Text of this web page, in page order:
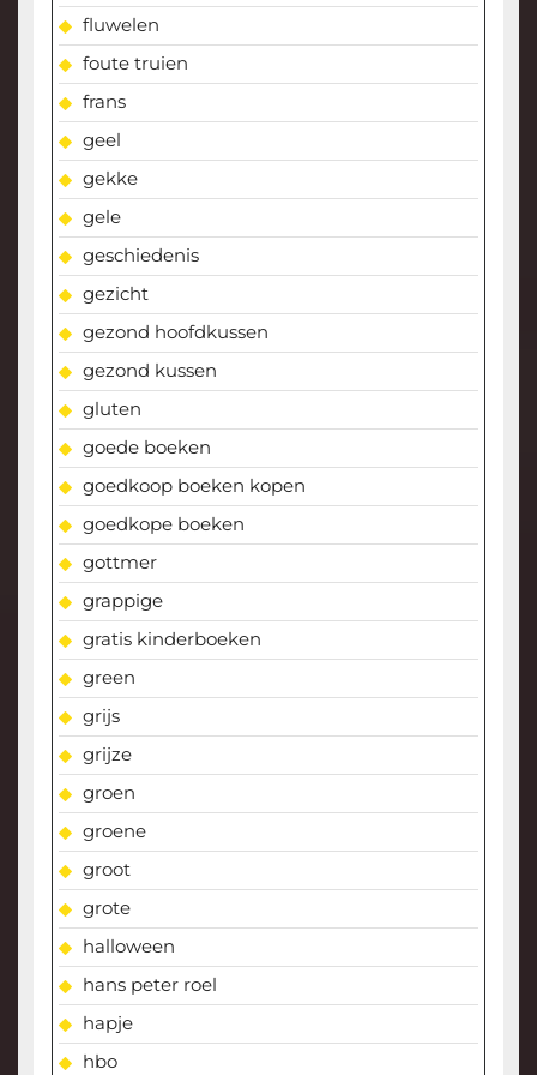
fluwelen
foute truien
frans
geel
gekke
gele
geschiedenis
gezicht
gezond hoofdkussen
gezond kussen
gluten
goede boeken
goedkoop boeken kopen
goedkope boeken
gottmer
grappige
gratis kinderboeken
green
grijs
grijze
groen
groene
groot
grote
halloween
hans peter roel
hapje
hbo